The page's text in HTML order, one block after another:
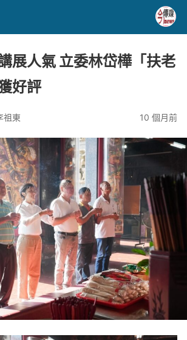
展人氣 立委林岱樺「扶老
好評
祖東 10 個月前